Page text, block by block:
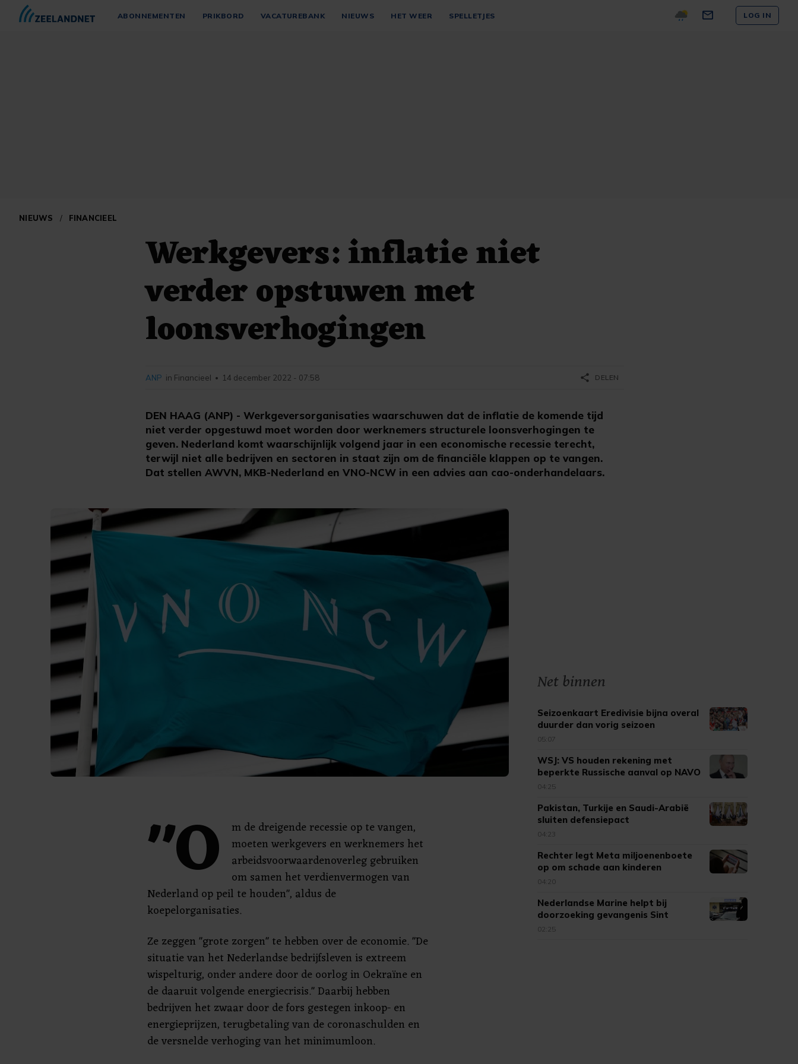
ABONNEMENTEN PRIKBORD VACATUREBANK NIEUWS HET WEER SPELLETJES LOG IN
NIEUWS / FINANCIEEL
Werkgevers: inflatie niet
verder opstuwen met
loonsverhogingen
DEN HAAG (ANP) - Werkgeversorganisaties waarschuwen dat de inflatie de komende tijd
niet verder opgestuwd moet worden door werknemers structurele loonsverhogingen te
geven. Nederland komt waarschijnlijk volgend jaar in een economische recessie terecht,
terwijl niet alle bedrijven en sectoren in staat zijn om de financiële klappen op te vangen.
Dat stellen AWVN, MKB-Nederland en VNO-NCW in een advies aan cao-onderhandelaars.
ANP in Financieel • 14 december 2022 - 07:58 share DELEN
"O
m de dreigende recessie op te vangen,
moeten werkgevers en werknemers het
arbeidsvoorwaardenoverleg gebruiken
om samen het verdienvermogen van
Nederland op peil te houden", aldus de
koepelorganisaties.
Ze zeggen "grote zorgen" te hebben over de economie. "De
situatie van het Nederlandse bedrijfsleven is extreem
wispelturig, onder andere door de oorlog in Oekraïne en
de daaruit volgende energiecrisis." Daarbij hebben
bedrijven het zwaar door de fors gestegen inkoop- en
energieprijzen, terugbetaling van de coronaschulden en
de versnelde verhoging van het minimumloon.
Net binnen
Seizoenkaart Eredivisie bijna overal
duurder dan vorig seizoen
05:07
WSJ: VS houden rekening met
beperkte Russische aanval op NAVO
04:25
Pakistan, Turkije en Saudi-Arabië
sluiten defensiepact
04:23
Rechter legt Meta miljoenenboete
op om schade aan kinderen
04:20
Nederlandse Marine helpt bij
doorzoeking gevangenis Sint
Maarten
02:25